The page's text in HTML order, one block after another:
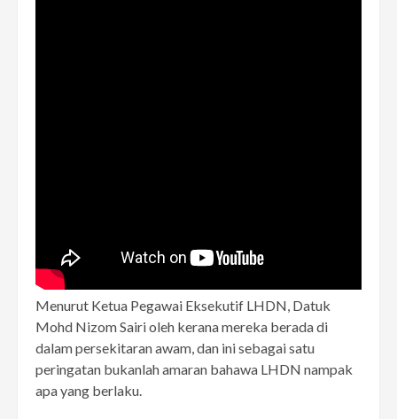
Menurut Ketua Pegawai Eksekutif LHDN, Datuk
Mohd Nizom Sairi oleh kerana mereka berada di
dalam persekitaran awam, dan ini sebagai satu
peringatan bukanlah amaran bahawa LHDN nampak
apa yang berlaku.